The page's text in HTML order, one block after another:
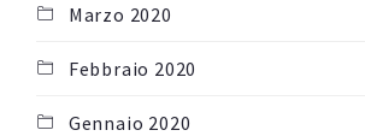
Marzo 2020
Febbraio 2020
Gennaio 2020